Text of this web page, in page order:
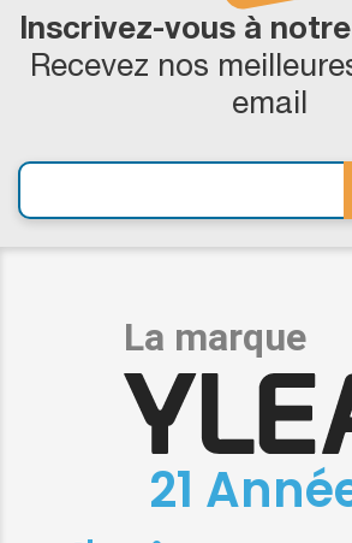
Inscrivez-vous à
Recevez nos
email
21